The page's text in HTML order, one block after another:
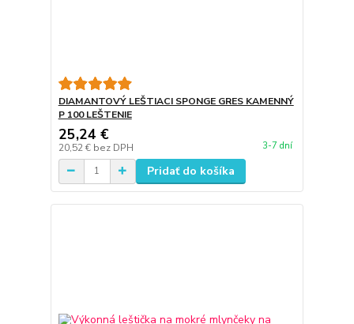
DIAMANTOVÝ LEŠTIACI SPONGE GRES KAMENNÝ
P 100 LEŠTENIE
25,24 €
20,52 € bez DPH 3-7 dní
Pridať do košíka